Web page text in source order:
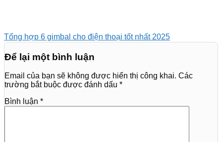
Tổng hợp 6 gimbal cho điện thoại tốt nhất 2025
Để lại một bình luận
Email của bạn sẽ không được hiển thị công khai. Các
trường bắt buộc được đánh dấu *
Bình luận *